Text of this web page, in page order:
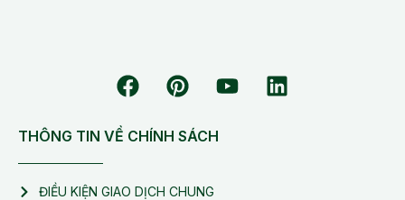
THÔNG TIN VỀ CHÍNH SÁCH
ĐIỀU KIỆN GIAO DỊCH CHUNG